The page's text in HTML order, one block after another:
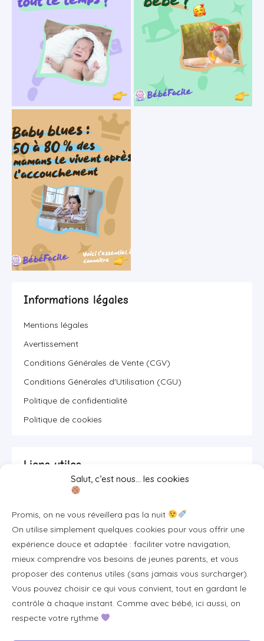
Salut, c’est nous… les cookies
Promis, on ne vous réveillera pas la nuit
On utilise simplement quelques cookies pour vous offrir une
expérience douce et adaptée : faciliter votre navigation,
mieux comprendre vos besoins de jeunes parents, et vous
proposer des contenus utiles (sans jamais vous surcharger).
Vous pouvez choisir ce qui vous convient, tout en gardant le
contrôle à chaque instant. Comme avec bébé, ici aussi, on
respecte votre rythme
Informations légales
Mentions légales
Avertissement
Conditions Générales de Vente (CGV)
Conditions Générales d'Utilisation (CGU)
Politique de confidentialité
Politique de cookies
Liens utiles
Se connecter/S'inscrire
FAQ / Livraison & accès
À propos
Plan du site
Tous les articles
Professionnels & partenariats